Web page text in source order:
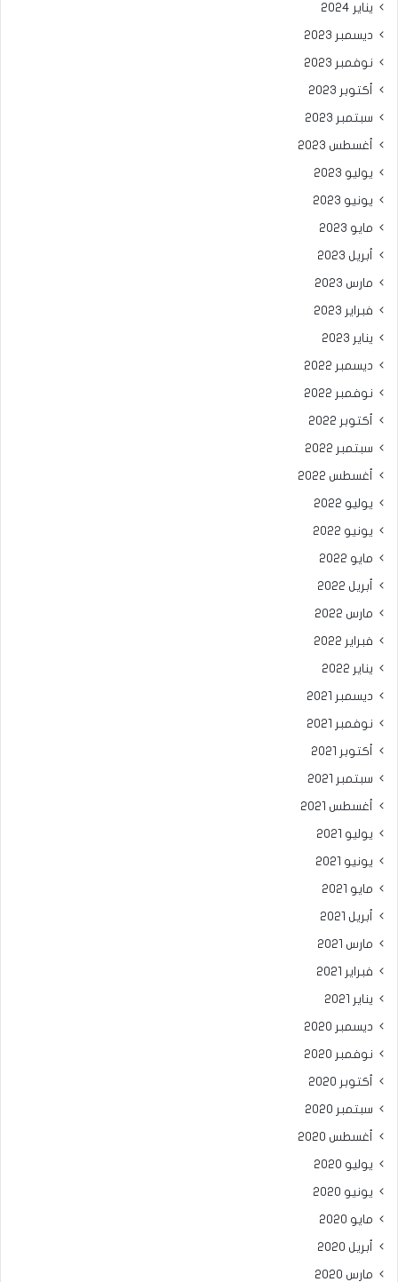
يناير 2024
ديسمبر 2023
نوفمبر 2023
أكتوبر 2023
سبتمبر 2023
أغسطس 2023
يوليو 2023
يونيو 2023
مايو 2023
أبريل 2023
مارس 2023
فبراير 2023
يناير 2023
ديسمبر 2022
نوفمبر 2022
أكتوبر 2022
سبتمبر 2022
أغسطس 2022
يوليو 2022
يونيو 2022
مايو 2022
أبريل 2022
مارس 2022
فبراير 2022
يناير 2022
ديسمبر 2021
نوفمبر 2021
أكتوبر 2021
سبتمبر 2021
أغسطس 2021
يوليو 2021
يونيو 2021
مايو 2021
أبريل 2021
مارس 2021
فبراير 2021
يناير 2021
ديسمبر 2020
نوفمبر 2020
أكتوبر 2020
سبتمبر 2020
أغسطس 2020
يوليو 2020
يونيو 2020
مايو 2020
أبريل 2020
مارس 2020